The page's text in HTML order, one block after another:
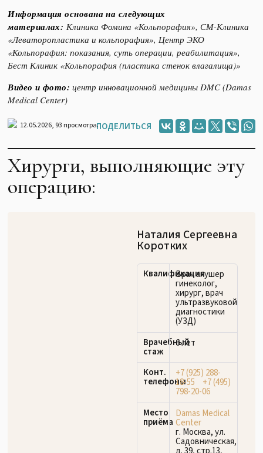
Информация основана на следующих
материалах: Клиника Фомина «Кольпорафия», СМ-Клиника
«Леваторопластика и кольпорафия», Центр ЭКО
«Кольпорафия: показания, суть операции, реабилитация»,
Бест Клиник «Кольпорафия (пластика стенок влагалища)»
Видео и фото: центр инновационной медицины DMC (Damas
Medical Center)
12.05.2026, 93 просмотра.ПОДЕЛИТЬСЯ
Хирурги, выполняющие эту
операцию:
Наталия Сергеевна
Коротких
Квалификация
Врач акушер
гинеколог,
хирург, врач
ультразвуковой
диагностики
(УЗД)
Врачебный
стаж
6 лет
Конт.
телефоны
+7 (925) 288-
18-55 +7 (495)
798-20-06
Место
приёма
Damas Medical
Center
г. Москва, ул.
Садовническая,